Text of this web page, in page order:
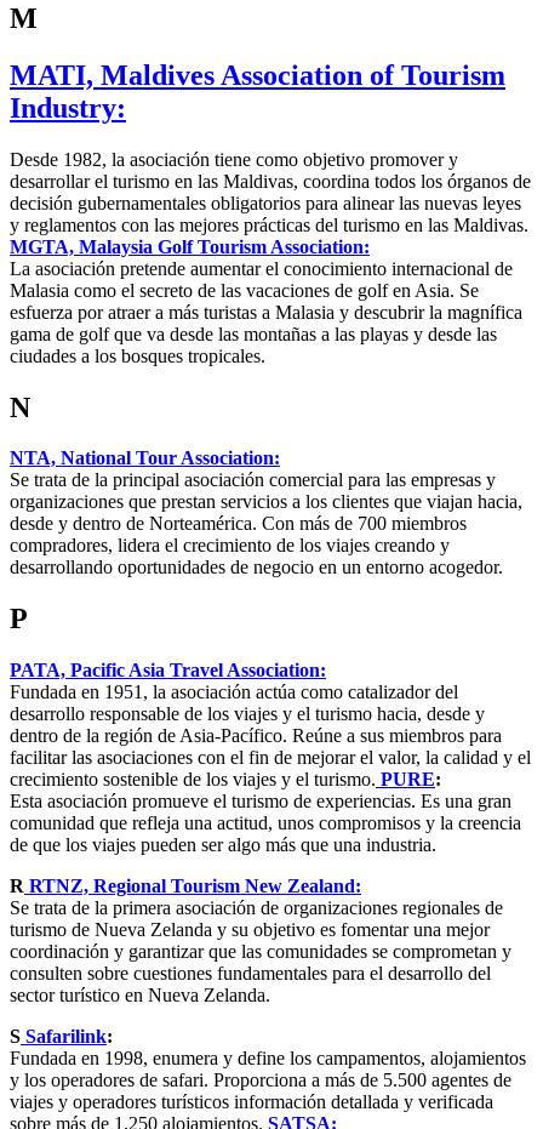
M
MATI, Maldives Association of Tourism
Industry:
Desde 1982, la asociación tiene como objetivo promover y
desarrollar el turismo en las Maldivas, coordina todos los órganos de
decisión gubernamentales obligatorios para alinear las nuevas leyes
y reglamentos con las mejores prácticas del turismo en las Maldivas.
MGTA, Malaysia Golf Tourism Association:
La asociación pretende aumentar el conocimiento internacional de
Malasia como el secreto de las vacaciones de golf en Asia. Se
esfuerza por atraer a más turistas a Malasia y descubrir la magnífica
gama de golf que va desde las montañas a las playas y desde las
ciudades a los bosques tropicales.
N
NTA, National Tour Association:
Se trata de la principal asociación comercial para las empresas y
organizaciones que prestan servicios a los clientes que viajan hacia,
desde y dentro de Norteamérica. Con más de 700 miembros
compradores, lidera el crecimiento de los viajes creando y
desarrollando oportunidades de negocio en un entorno acogedor.
P
PATA, Pacific Asia Travel Association:
Fundada en 1951, la asociación actúa como catalizador del
desarrollo responsable de los viajes y el turismo hacia, desde y
dentro de la región de Asia-Pacífico. Reúne a sus miembros para
facilitar las asociaciones con el fin de mejorar el valor, la calidad y el
crecimiento sostenible de los viajes y el turismo. PURE:
Esta asociación promueve el turismo de experiencias. Es una gran
comunidad que refleja una actitud, unos compromisos y la creencia
de que los viajes pueden ser algo más que una industria.
R RTNZ, Regional Tourism New Zealand:
Se trata de la primera asociación de organizaciones regionales de
turismo de Nueva Zelanda y su objetivo es fomentar una mejor
coordinación y garantizar que las comunidades se comprometan y
consulten sobre cuestiones fundamentales para el desarrollo del
sector turístico en Nueva Zelanda.
S Safarilink:
Fundada en 1998, enumera y define los campamentos, alojamientos
y los operadores de safari. Proporciona a más de 5.500 agentes de
viajes y operadores turísticos información detallada y verificada
sobre más de 1.250 alojamientos. SATSA: